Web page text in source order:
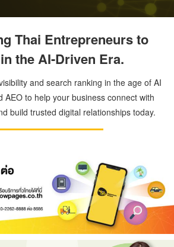
Thai Entrepreneurs to
the AI-Driven Era.
and search ranking in the age of AI
AEO to help your business connect with
build trusted digital relationships today.